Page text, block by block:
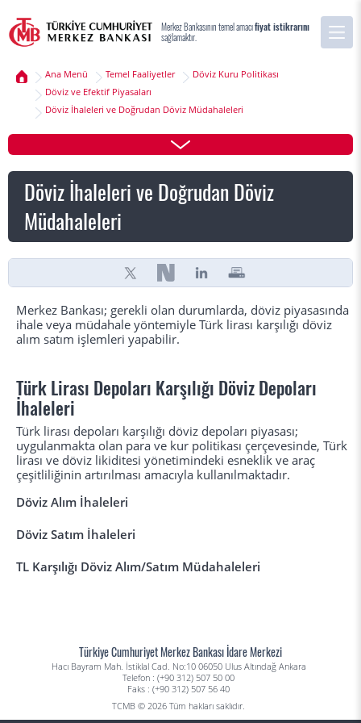
Merkez Bankasının temel amacıfiyat istikrarını
sağlamaktır.
Ana Menü Temel Faaliyetler
Döviz Kuru Politikası
Döviz ve Efektif Piyasaları
Döviz İhaleleri ve Doğrudan Döviz Müdahaleleri
Döviz İhaleleri ve Doğrudan Döviz
Müdahaleleri
Merkez Bankası; gerekli olan durumlarda, döviz piyasasında
ihale veya müdahale yöntemiyle Türk lirası karşılığı döviz
alım satım işlemleri yapabilir.
Türk Lirası Depoları Karşılığı Döviz Depoları
İhaleleri
Türk lirası depoları karşılığı döviz depoları piyasası;
uygulanmakta olan para ve kur politikası çerçevesinde, Türk
lirası ve döviz likiditesi yönetimindeki esneklik ve araç
çeşitliliğinin artırılması amacıyla kullanılmaktadır.
Döviz Alım İhaleleri
Döviz Satım İhaleleri
TL Karşılığı Döviz Alım/Satım Müdahaleleri
Türkiye Cumhuriyet Merkez Bankası İdare Merkezi
Hacı Bayram Mah. İstiklal Cad. No:10 06050 Ulus Altındağ Ankara
Telefon : (+90 312) 507 50 00
Faks : (+90 312) 507 56 40
TCMB © 2026 Tüm hakları saklıdır.